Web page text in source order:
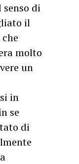
di
il
molto
un
in
se
di